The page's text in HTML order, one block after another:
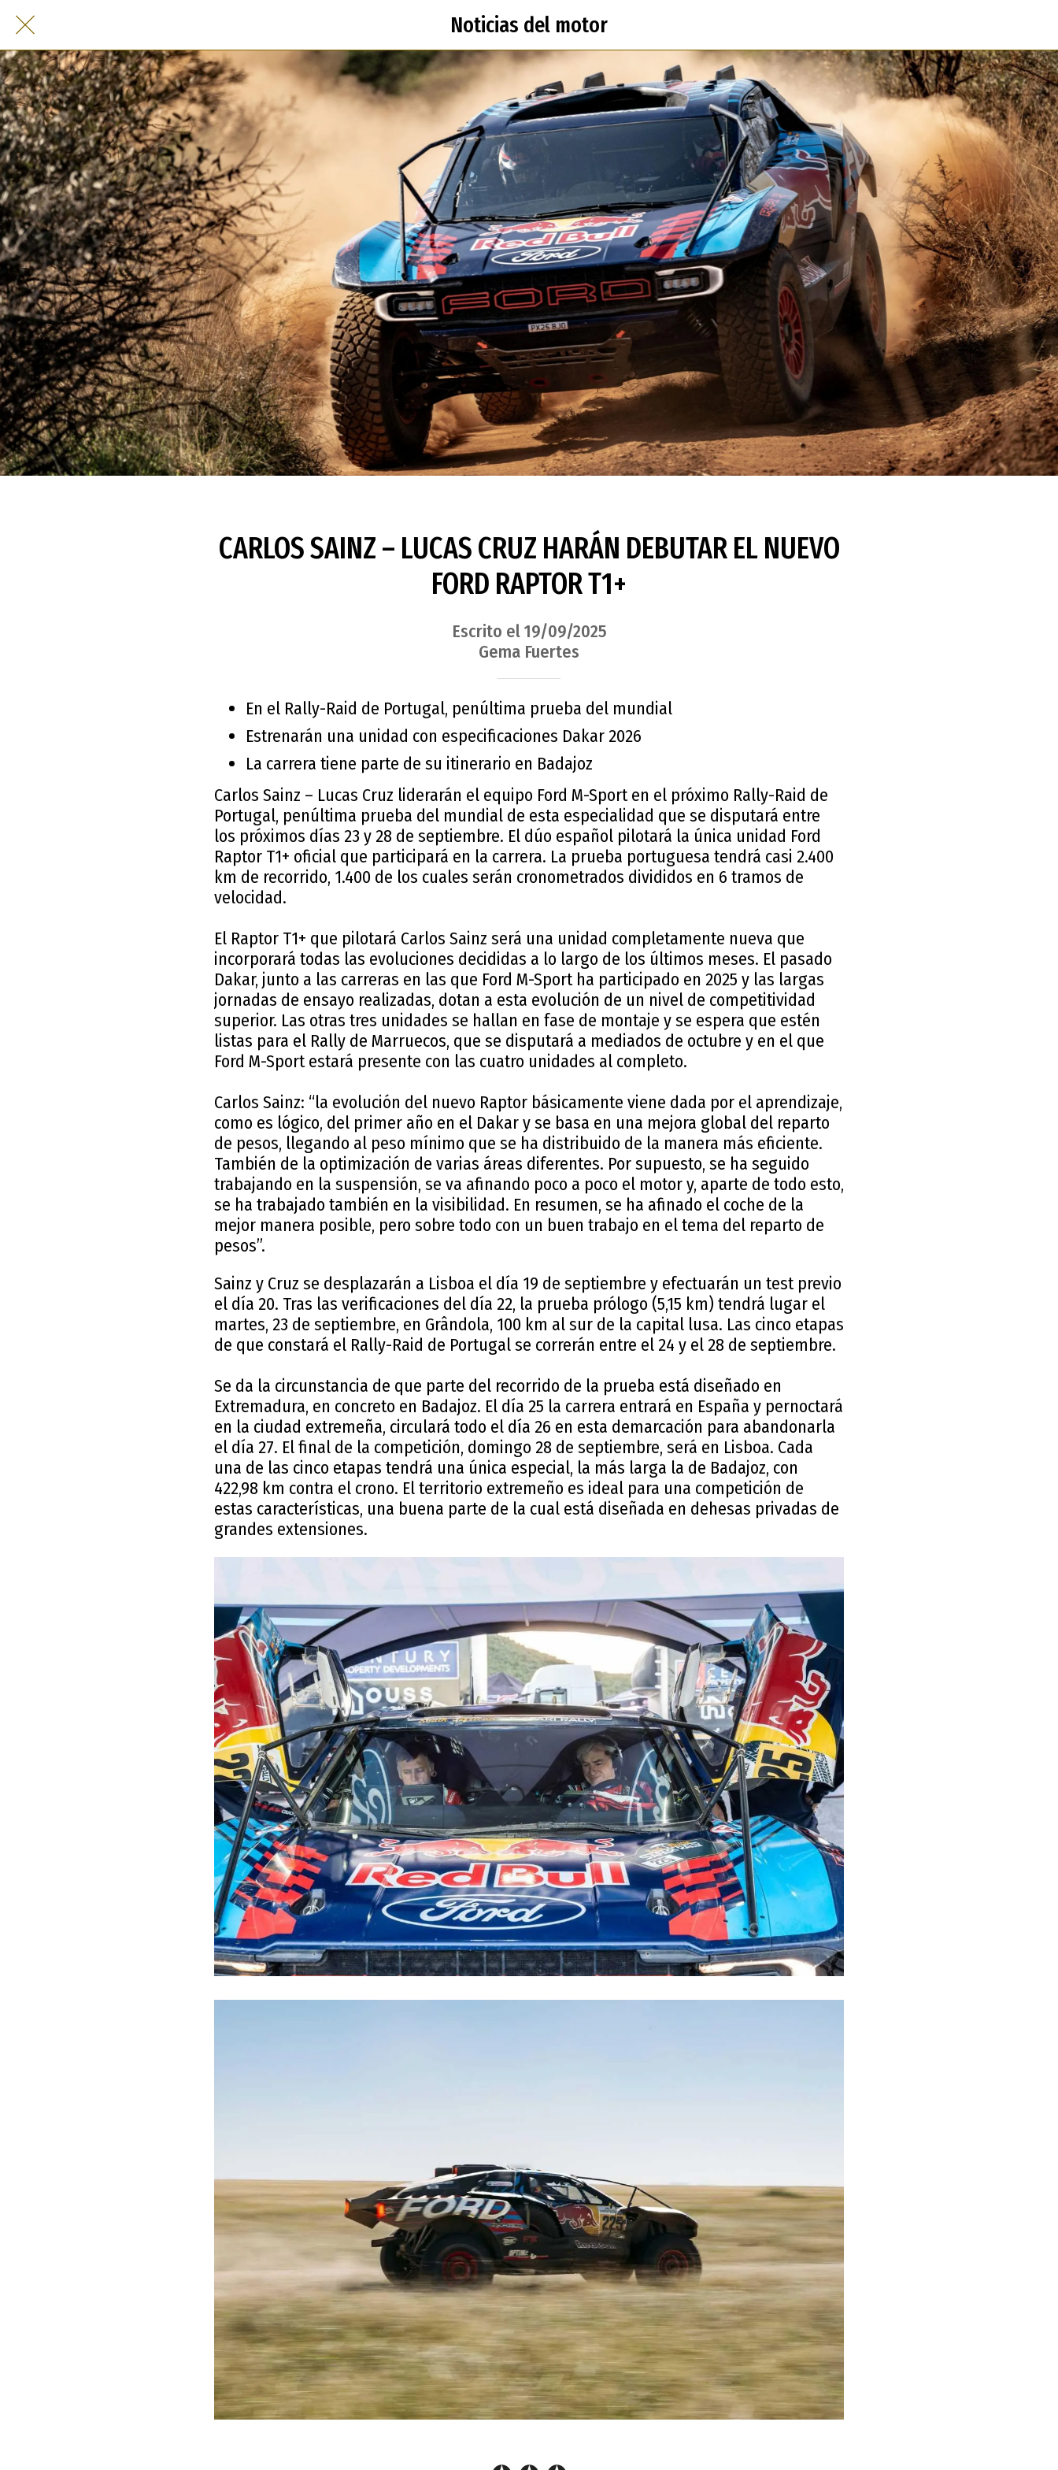
Noticias del motor
CARLOS SAINZ – LUCAS CRUZ HARÁN DEBUTAR EL NUEVO
FORD RAPTOR T1+
Escrito el 19/09/2025
Gema Fuertes
En el Rally-Raid de Portugal, penúltima prueba del mundial
Estrenarán una unidad con especificaciones Dakar 2026
La carrera tiene parte de su itinerario en Badajoz
Carlos Sainz – Lucas Cruz liderarán el equipo Ford M-Sport en el próximo Rally-Raid de
Portugal, penúltima prueba del mundial de esta especialidad que se disputará entre
los próximos días 23 y 28 de septiembre. El dúo español pilotará la única unidad Ford
Raptor T1+ oficial que participará en la carrera. La prueba portuguesa tendrá casi 2.400
km de recorrido, 1.400 de los cuales serán cronometrados divididos en 6 tramos de
velocidad.
El Raptor T1+ que pilotará Carlos Sainz será una unidad completamente nueva que
incorporará todas las evoluciones decididas a lo largo de los últimos meses. El pasado
Dakar, junto a las carreras en las que Ford M-Sport ha participado en 2025 y las largas
jornadas de ensayo realizadas, dotan a esta evolución de un nivel de competitividad
superior. Las otras tres unidades se hallan en fase de montaje y se espera que estén
listas para el Rally de Marruecos, que se disputará a mediados de octubre y en el que
Ford M-Sport estará presente con las cuatro unidades al completo.
Carlos Sainz: “la evolución del nuevo Raptor básicamente viene dada por el aprendizaje,
como es lógico, del primer año en el Dakar y se basa en una mejora global del reparto
de pesos, llegando al peso mínimo que se ha distribuido de la manera más eficiente.
También de la optimización de varias áreas diferentes. Por supuesto, se ha seguido
trabajando en la suspensión, se va afinando poco a poco el motor y, aparte de todo esto,
se ha trabajado también en la visibilidad. En resumen, se ha afinado el coche de la
mejor manera posible, pero sobre todo con un buen trabajo en el tema del reparto de
pesos”.
Sainz y Cruz se desplazarán a Lisboa el día 19 de septiembre y efectuarán un test previo
el día 20. Tras las verificaciones del día 22, la prueba prólogo (5,15 km) tendrá lugar el
martes, 23 de septiembre, en Grândola, 100 km al sur de la capital lusa. Las cinco etapas
de que constará el Rally-Raid de Portugal se correrán entre el 24 y el 28 de septiembre.
Se da la circunstancia de que parte del recorrido de la prueba está diseñado en
Extremadura, en concreto en Badajoz. El día 25 la carrera entrará en España y pernoctará
en la ciudad extremeña, circulará todo el día 26 en esta demarcación para abandonarla
el día 27. El final de la competición, domingo 28 de septiembre, será en Lisboa. Cada
una de las cinco etapas tendrá una única especial, la más larga la de Badajoz, con
422,98 km contra el crono. El territorio extremeño es ideal para una competición de
estas características, una buena parte de la cual está diseñada en dehesas privadas de
grandes extensiones.